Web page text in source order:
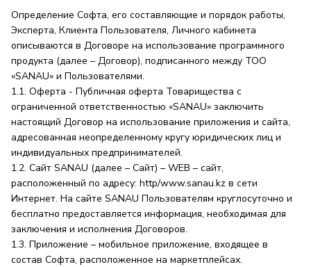
Определение Софта, его составляющие и порядок работы,
Эксперта, Клиента Пользователя, Личного кабинета
описываются в Договоре на использование программного
продукта (далее – Договор), подписанного между ТОО
«SANAU» и Пользователями.
1.1. Оферта - Публичная оферта Товарищества с
ограниченной ответственностью «SANAU» заключить
настоящий Договор на использование приложения и сайта,
адресованная неопределенному кругу юридических лиц и
индивидуальных предпринимателей.
1.2. Сайт SANAU (далее – Сайт) – WEB – сайт,
расположенный по адресу: http/www.sanau.kz в сети
Интернет. На сайте SANAU Пользователям круглосуточно и
бесплатно предоставляется информация, необходимая для
заключения и исполнения Договоров.
1.3. Приложение – мобильное приложение, входящее в
состав Софта, расположенное на маркетплейсах.